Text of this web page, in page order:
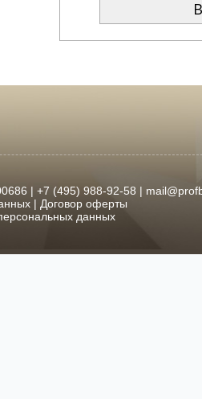
| +7 (495) 988-92-58 |
| Договор оферты
данных